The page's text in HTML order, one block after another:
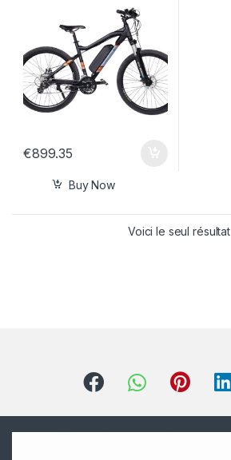
€899.35
Buy Now
Voici le seul résultat